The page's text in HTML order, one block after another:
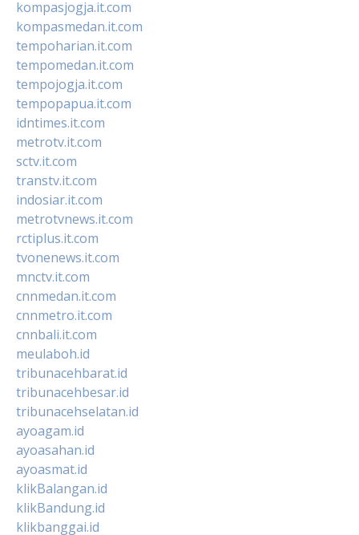
kompasjogja.it.com
kompasmedan.it.com
tempoharian.it.com
tempomedan.it.com
tempojogja.it.com
tempopapua.it.com
idntimes.it.com
metrotv.it.com
sctv.it.com
transtv.it.com
indosiar.it.com
metrotvnews.it.com
rctiplus.it.com
tvonenews.it.com
mnctv.it.com
cnnmedan.it.com
cnnmetro.it.com
cnnbali.it.com
meulaboh.id
tribunacehbarat.id
tribunacehbesar.id
tribunacehselatan.id
ayoagam.id
ayoasahan.id
ayoasmat.id
klikBalangan.id
klikBandung.id
klikbanggai.id